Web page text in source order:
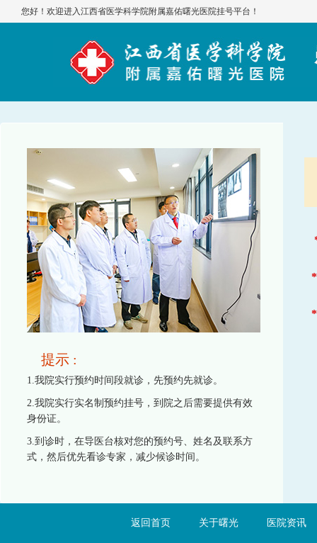
您好！欢迎进入江西省医学科学院附属嘉佑曙光医院挂号平台！
提示 :
1.我院实行预约时间段就诊，先预约先就诊。
2.我院实行实名制预约挂号，到院之后需要提供有效
身份证。
3.到诊时，在导医台核对您的预约号、姓名及联系方
式，然后优先看诊专家，减少候诊时间。
*
*
返回首页 关于曙光 医院资讯